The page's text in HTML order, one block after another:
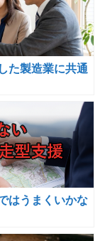
た製造業に共通
はうまくいかな